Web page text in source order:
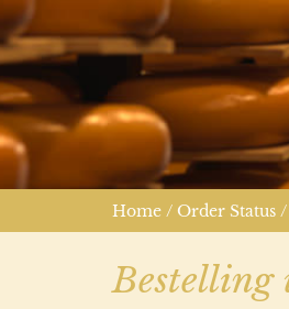
Home / Order Status /